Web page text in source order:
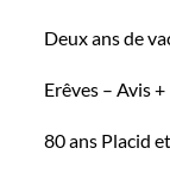
Deux ans de
Erêves – Avis +
80 ans Placid